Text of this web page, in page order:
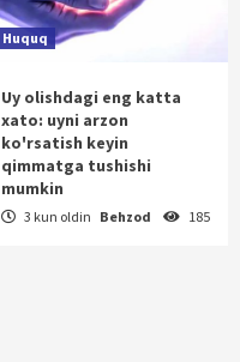
Huquq
Uy olishdagi eng katta
xato: uyni arzon
ko'rsatish keyin
qimmatga tushishi
mumkin
3 kun oldin Behzod 185